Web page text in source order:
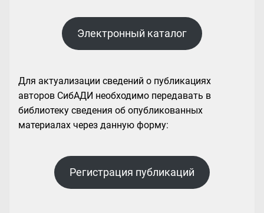
Электронный каталог
Для актуализации сведений о публикациях
авторов СибАДИ необходимо передавать в
библиотеку сведения об опубликованных
материалах через данную форму:
Регистрация публикаций